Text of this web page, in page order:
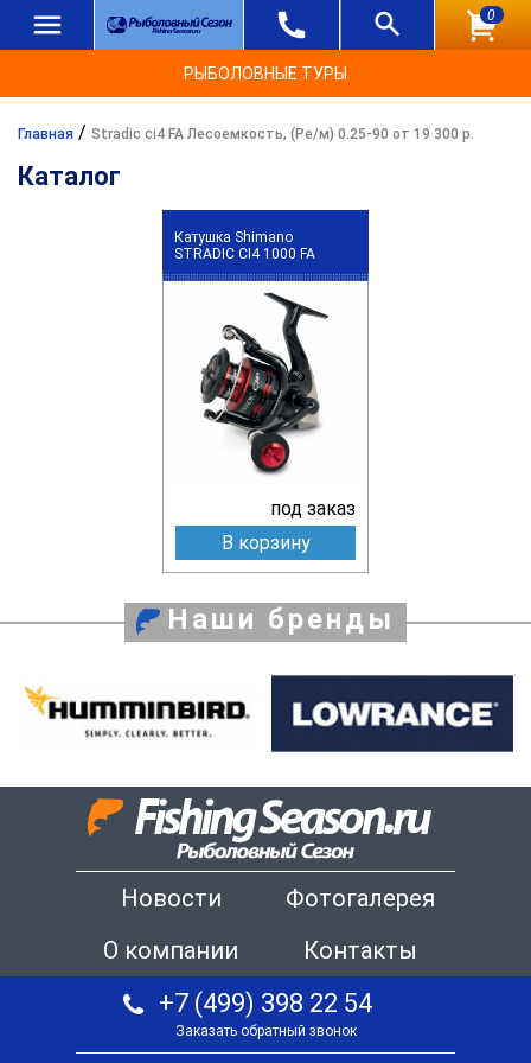
0
РЫБОЛОВНЫЕ ТУРЫ
Главная / Stradic ci4 FA Лесоемкость, (Ре/м) 0.25-90 от 19 300 р.
Каталог
Катушка Shimano
STRADIC CI4 1000 FA
под заказ
В корзину
Наши бренды
Новости
Фотогалерея
О компании
Контакты
+7 (499) 398 22 54
Заказать обратный звонок